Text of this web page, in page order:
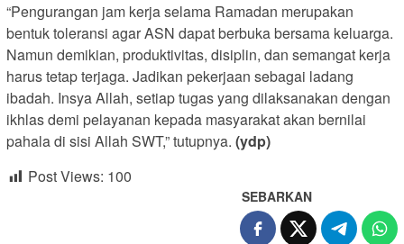
“Pengurangan jam kerja selama Ramadan merupakan
bentuk toleransi agar ASN dapat berbuka bersama keluarga.
Namun demikian, produktivitas, disiplin, dan semangat kerja
harus tetap terjaga. Jadikan pekerjaan sebagai ladang
ibadah. Insya Allah, setiap tugas yang dilaksanakan dengan
ikhlas demi pelayanan kepada masyarakat akan bernilai
pahala di sisi Allah SWT,” tutupnya. (ydp)
Post Views: 100
SEBARKAN